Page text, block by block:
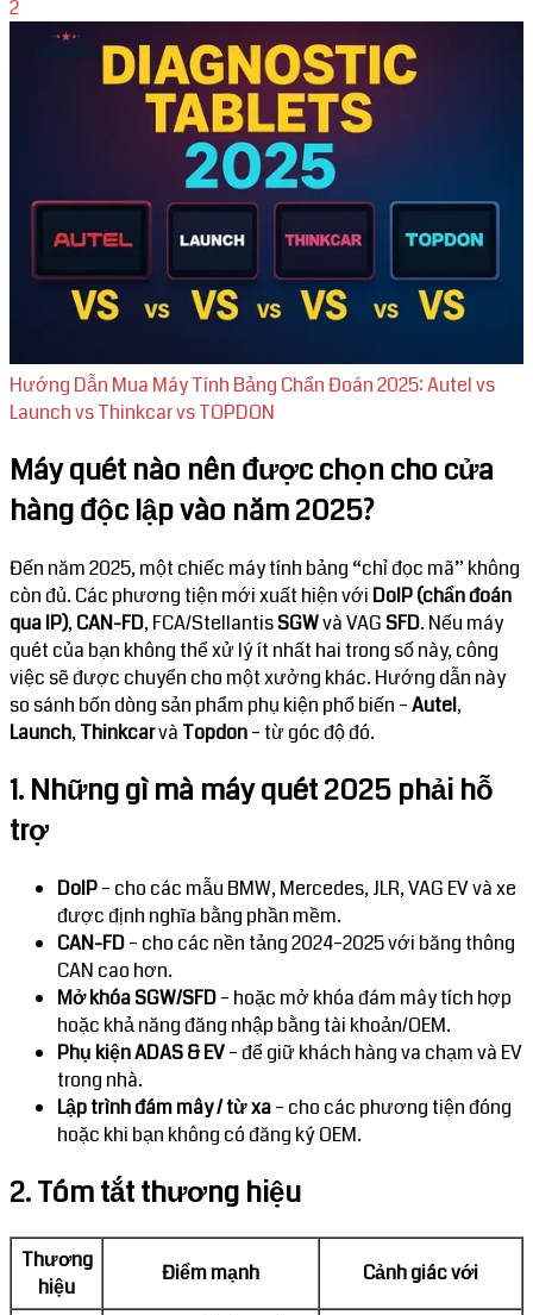
2
Hướng Dẫn Mua Máy Tính Bảng Chẩn Đoán 2025: Autel vs
Launch vs Thinkcar vs TOPDON
Máy quét nào nên được chọn cho cửa
hàng độc lập vào năm 2025?
Đến năm 2025, một chiếc máy tính bảng “chỉ đọc mã” không
còn đủ. Các phương tiện mới xuất hiện với DoIP (chẩn đoán
qua IP),CAN-FD, FCA/StellantisSGWvà VAGSFD. Nếu máy
quét của bạn không thể xử lý ít nhất hai trong số này, công
việc sẽ được chuyển cho một xưởng khác. Hướng dẫn này
so sánh bốn dòng sản phẩm phụ kiện phổ biến –Autel,
Launch,Thinkcarvà Topdon– từ góc độ đó.
1. Những gì mà máy quét 2025 phải hỗ
trợ
DoIP– cho các mẫu BMW, Mercedes, JLR, VAG EV và xe
được định nghĩa bằng phần mềm.
CAN-FD– cho các nền tảng 2024–2025 với băng thông
CAN cao hơn.
Mở khóa SGW/SFD– hoặc mở khóa đám mây tích hợp
hoặc khả năng đăng nhập bằng tài khoản/OEM.
Phụ kiện ADAS & EV– để giữ khách hàng va chạm và EV
trong nhà.
Lập trình đám mây / từ xa– cho các phương tiện đóng
hoặc khi bạn không có đăng ký OEM.
2. Tóm tắt thương hiệu
Thương
hiệu
Điểm mạnh Cảnh giác với